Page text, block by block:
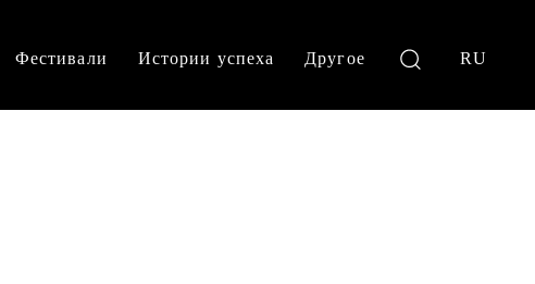
Фестивали Истории успеха Другое RU